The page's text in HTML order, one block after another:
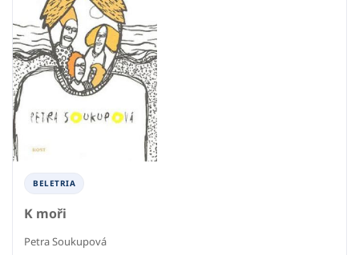
BELETRIA
K moři
Petra Soukupová